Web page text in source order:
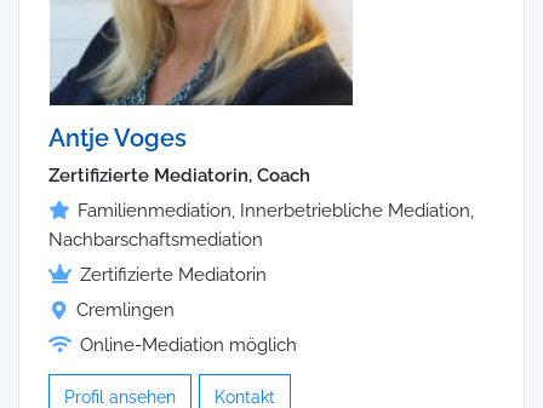
Antje Voges
Zertifizierte Mediatorin, Coach
Familienmediation, Innerbetriebliche Mediation,
Nachbarschaftsmediation
Zertifizierte Mediatorin
Cremlingen
Online-Mediation möglich
Profil ansehen Kontakt